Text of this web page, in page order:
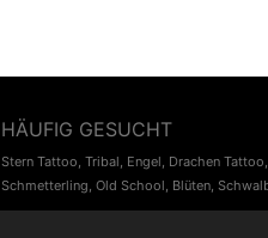
HÄUFIG GESUCHT
Stern Tattoo, Tribal, Engel, Drachen Tattoo,
Schmetterling, Old School, Blüten,